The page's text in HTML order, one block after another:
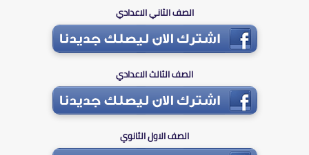
الصف الثاني الاعدادي
الصف الثالث الاعدادي
الصف الاول الثانوي